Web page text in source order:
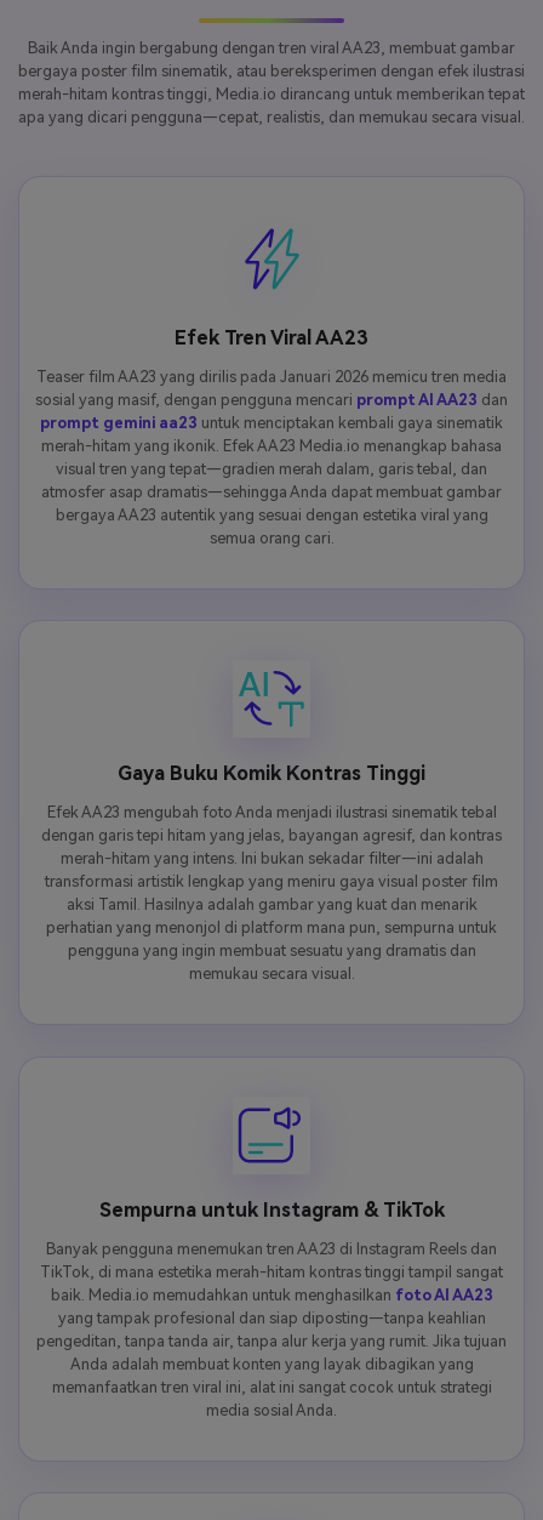
profesional, dan komposisi berkualitas poster; tidak ada
lapisan teks, tidak ada tanda air, tidak ada logo, tidak
ada warna redup, tidak ada tampilan foto realistis.
Baik Anda ingin bergabung dengan tren viral AA23, membuat gambar
bergaya poster film sinematik, atau bereksperimen dengan efek ilustrasi
merah-hitam kontras tinggi, Media.io dirancang untuk memberikan tepat
apa yang dicari pengguna—cepat, realistis, dan memukau secara visual.
Efek Tren Viral AA23
Teaser film AA23 yang dirilis pada Januari 2026 memicu tren media
sosial yang masif, dengan pengguna mencari prompt AI AA23 dan
prompt gemini aa23 untuk menciptakan kembali gaya sinematik
merah-hitam yang ikonik. Efek AA23 Media.io menangkap bahasa
visual tren yang tepat—gradien merah dalam, garis tebal, dan
atmosfer asap dramatis—sehingga Anda dapat membuat gambar
bergaya AA23 autentik yang sesuai dengan estetika viral yang
semua orang cari.
Gaya Buku Komik Kontras Tinggi
Efek AA23 mengubah foto Anda menjadi ilustrasi sinematik tebal
dengan garis tepi hitam yang jelas, bayangan agresif, dan kontras
merah-hitam yang intens. Ini bukan sekadar filter—ini adalah
transformasi artistik lengkap yang meniru gaya visual poster film
aksi Tamil. Hasilnya adalah gambar yang kuat dan menarik
perhatian yang menonjol di platform mana pun, sempurna untuk
pengguna yang ingin membuat sesuatu yang dramatis dan
memukau secara visual.
Sempurna untuk Instagram & TikTok
Banyak pengguna menemukan tren AA23 di Instagram Reels dan
TikTok, di mana estetika merah-hitam kontras tinggi tampil sangat
baik. Media.io memudahkan untuk menghasilkan foto AI AA23
yang tampak profesional dan siap diposting—tanpa keahlian
pengeditan, tanpa tanda air, tanpa alur kerja yang rumit. Jika tujuan
Anda adalah membuat konten yang layak dibagikan yang
memanfaatkan tren viral ini, alat ini sangat cocok untuk strategi
media sosial Anda.